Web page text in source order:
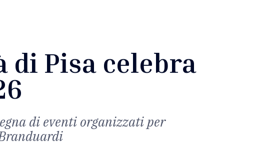
di Pisa celebra
di eventi organizzati per